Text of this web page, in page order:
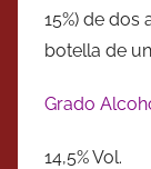
15%) de dos
botella de
Grado
14,5% Vol.